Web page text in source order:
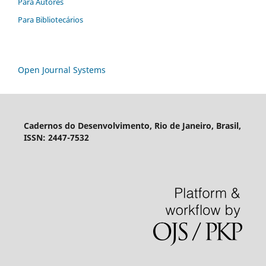
Para Bibliotecários
Open Journal Systems
Cadernos do Desenvolvimento, Rio de Janeiro, Brasil,
ISSN: 2447-7532